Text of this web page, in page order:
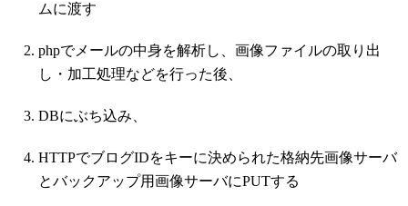
ムに渡す
phpでメールの中身を解析し、画像ファイルの取り出
し・加工処理などを行った後、
DBにぶち込み、
HTTPでブログIDをキーに決められた格納先画像サーバ
とバックアップ用画像サーバにPUTする